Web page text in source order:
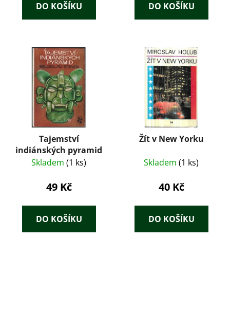
DO KOŠÍKU DO KOŠÍKU
Tajemství
indiánských pyramid
Skladem (1 ks)
49 Kč
DO KOŠÍKU
Žít v New Yorku
Skladem (1 ks)
40 Kč
DO KOŠÍKU